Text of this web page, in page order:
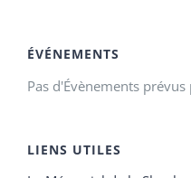
ÉVÉNEMENTS
Pas d'Évènements
LIENS UTILES